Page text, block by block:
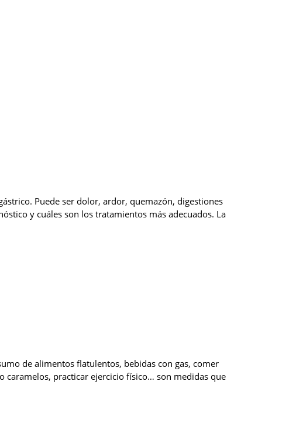
Puede ser dolor, ardor, quemazón, digestiones
y cuáles son los tratamientos más adecuados. La
de alimentos flatulentos, bebidas con gas, comer
caramelos, practicar ejercicio físico… son medidas que